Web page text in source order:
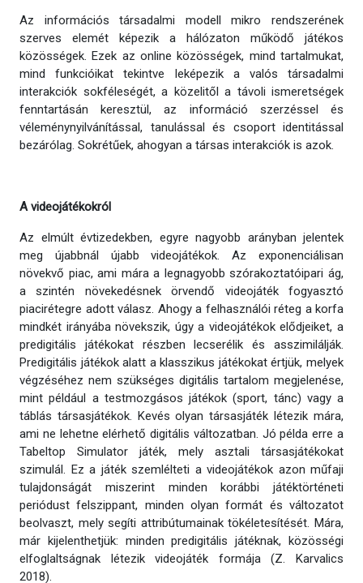
Az információs társadalmi modell mikro rendszerének
szerves elemét képezik a hálózaton működő játékos
közösségek. Ezek az online közösségek, mind tartalmukat,
mind funkcióikat tekintve leképezik a valós társadalmi
interakciók sokféleségét, a közelitől a távoli ismeretségek
fenntartásán keresztül, az információ szerzéssel és
véleménynyilvánítással, tanulással és csoport identitással
bezárólag. Sokrétűek, ahogyan a társas interakciók is azok.
A videojátékokról
Az elmúlt évtizedekben, egyre nagyobb arányban jelentek
meg újabbnál újabb videojátékok. Az exponenciálisan
növekvő piac, ami mára a legnagyobb szórakoztatóipari ág,
a szintén növekedésnek örvendő videojáték fogyasztó
piacirétegre adott válasz. Ahogy a felhasználói réteg a korfa
mindkét irányába növekszik, úgy a videojátékok elődjeiket, a
predigitális játékokat részben lecserélik és asszimilálják.
Predigitális játékok alatt a klasszikus játékokat értjük, melyek
végzéséhez nem szükséges digitális tartalom megjelenése,
mint például a testmozgásos játékok (sport, tánc) vagy a
táblás társasjátékok. Kevés olyan társasjáték létezik mára,
ami ne lehetne elérhető digitális változatban. Jó példa erre a
Tabeltop Simulator játék, mely asztali társasjátékokat
szimulál. Ez a játék szemlélteti a videojátékok azon műfaji
tulajdonságát miszerint minden korábbi játéktörténeti
periódust felszippant, minden olyan formát és változatot
beolvaszt, mely segíti attribútumainak tökéletesítését. Mára,
már kijelenthetjük: minden predigitális játéknak, közösségi
elfoglaltságnak létezik videojáték formája (Z. Karvalics
2018).